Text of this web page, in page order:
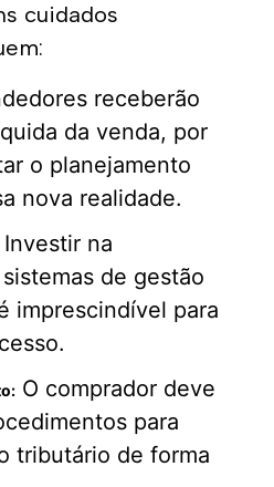
cuidados
receberão
da venda, por
o planejamento
nova realidade.
Investir na
de gestão
imprescindível para
O comprador deve
para
tributário de forma